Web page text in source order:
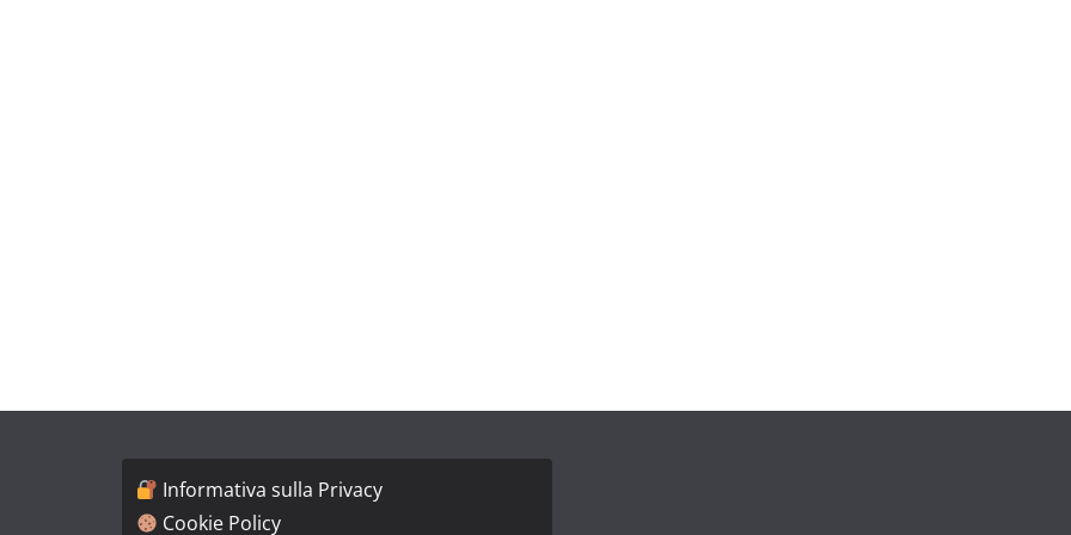
Informativa sulla Privacy
Cookie Policy